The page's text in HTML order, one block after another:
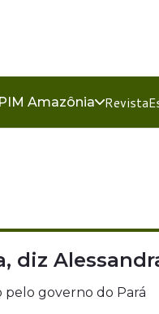
Amazônia Revista
diz
pelo governo do Pará